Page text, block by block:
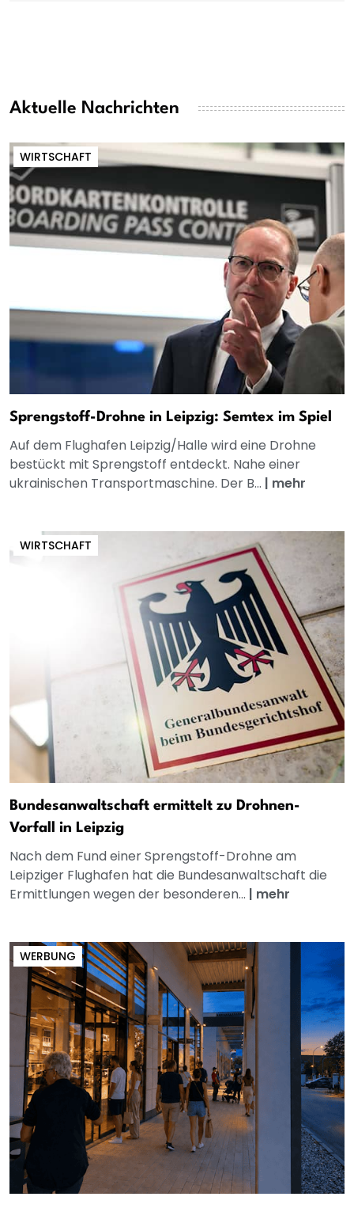
Aktuelle Nachrichten
WIRTSCHAFT
Sprengstoff-Drohne in Leipzig: Semtex im Spiel
Auf dem Flughafen Leipzig/Halle wird eine Drohne
bestückt mit Sprengstoff entdeckt. Nahe einer
ukrainischen Transportmaschine. Der B... | mehr
WIRTSCHAFT
Bundesanwaltschaft ermittelt zu Drohnen-
Vorfall in Leipzig
Nach dem Fund einer Sprengstoff-Drohne am
Leipziger Flughafen hat die Bundesanwaltschaft die
Ermittlungen wegen der besonderen... | mehr
WERBUNG